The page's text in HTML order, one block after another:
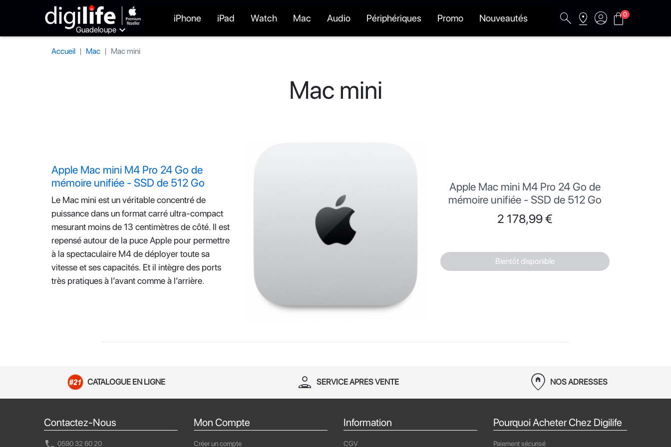
Guadeloupe 
iPhone iPad Watch Mac Audio Périphériques Promo Nouveautés search pin_drop account_circle shopping_bag
0
Accueil Mac Mac mini
Mac mini
Apple Mac mini M4 Pro 24 Go de
mémoire unifiée - SSD de 512 Go
Le Mac mini est un véritable concentré de
puissance dans un format carré ultra-compact
mesurant moins de 13 centimètres de côté. Il est
repensé autour de la puce Apple pour permettre
à la spectaculaire M4 de déployer toute sa
vitesse et ses capacités. Et il intègre des ports
très pratiques à l’avant comme à l’arrière.
Apple Mac mini M4 Pro 24 Go de
mémoire unifiée - SSD de 512 Go
Prix
2 178,99 €
Bientôt disponible
CATALOGUE EN LIGNE person_apron SERVICE APRES VENTE home_pin NOS ADRESSES
Contactez-Nous
0590 32 60 20
Mon Compte
Créer un compte
Information
CGV
Pourquoi Acheter Chez Digilife
Paiement sécurisé